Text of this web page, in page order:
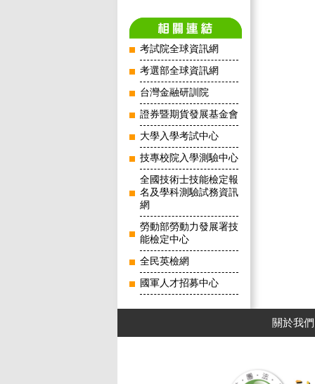
考試院全球資訊網
考選部全球資訊網
台灣金融研訓院
證券暨期貨發展基金會
大學入學考試中心
技專校院入學測驗中心
全國技術士技能檢定報
名及學科測驗試務資訊
網
勞動部勞動力發展署技
能檢定中心
全民英檢網
國軍人才招募中心
關於我們